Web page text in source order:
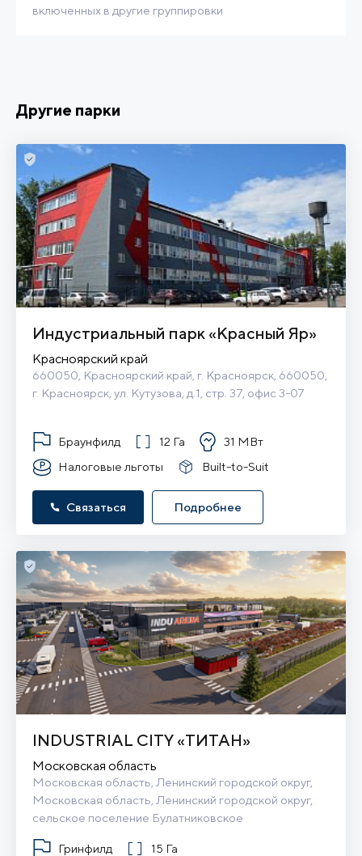
включенных в другие группировки
Другие парки
Индустриальный парк «Красный Яр»
Красноярский край
660050, Красноярский край, г. Красноярск, 660050,
г. Красноярск, ул. Кутузова, д.1, стр. 37, офис 3-07
Браунфилд 12 Га
31 МВт
Налоговые льготы
Built-to-Suit
Связаться Подробнее
INDUSTRIAL CITY «ТИТАН»
Московская область
Московская область, Ленинский городской округ,
Московская область, Ленинский городской округ,
сельское поселение Булатниковское
Гринфилд 15 Га